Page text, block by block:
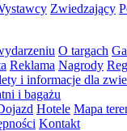
Zwiedzający
O targach
Reklama Nagrody
i informacje dla
i bagażu
Hotele Mapa
Kontakt